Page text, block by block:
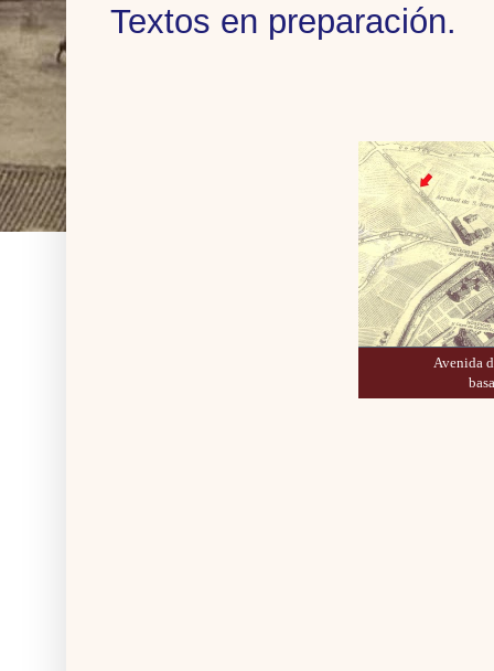
Textos en preparación.
Avenida